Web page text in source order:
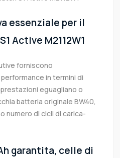
essenziale per il
Active M2112W1
forniscono
in termini di
eguagliano o
batteria originale BW40,
numero di cicli di carica-
garantita, celle di